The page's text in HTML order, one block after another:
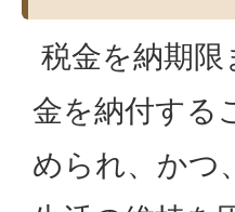
税金を納期
金を納付する
められ、かつ